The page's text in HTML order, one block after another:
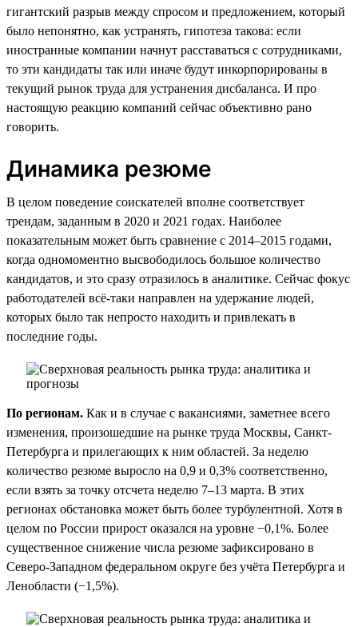
гигантский разрыв между спросом и предложением, который
было непонятно, как устранять, гипотеза такова: если
иностранные компании начнут расставаться с сотрудниками,
то эти кандидаты так или иначе будут инкорпорированы в
текущий рынок труда для устранения дисбаланса. И про
настоящую реакцию компаний сейчас объективно рано
говорить.
Динамика резюме
В целом поведение соискателей вполне соответствует
трендам, заданным в 2020 и 2021 годах. Наиболее
показательным может быть сравнение с 2014–2015 годами,
когда одномоментно высвободилось большое количество
кандидатов, и это сразу отразилось в аналитике. Сейчас фокус
работодателей всё-таки направлен на удержание людей,
которых было так непросто находить и привлекать в
последние годы.
По регионам. Как и в случае с вакансиями, заметнее всего
изменения, произошедшие на рынке труда Москвы, Санкт-
Петербурга и прилегающих к ним областей. За неделю
количество резюме выросло на 0,9 и 0,3% соответственно,
если взять за точку отсчета неделю 7–13 марта. В этих
регионах обстановка может быть более турбулентной. Хотя в
целом по России прирост оказался на уровне −0,1%. Более
существенное снижение числа резюме зафиксировано в
Северо-Западном федеральном округе без учёта Петербурга и
Ленобласти (−1,5%).